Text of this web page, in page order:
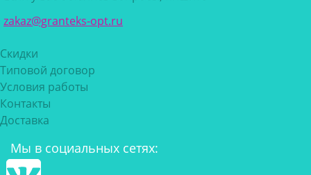
zakaz@granteks-opt.ru
Скидки
Типовой договор
Условия работы
Контакты
Доставка
Мы в социальных сетях: